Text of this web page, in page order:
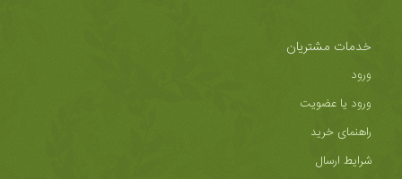
خدمات مشتریان
ورود
ورود یا عضویت
راهنمای خرید
شرایط ارسال